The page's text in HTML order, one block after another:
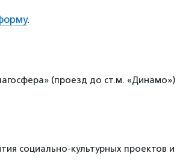
.
(проезд до ст.м. «Динамо»)
социально-культурных проектов и